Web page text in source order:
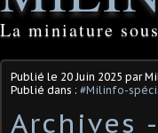
La miniature
Publié le 20 Juin 2025 par
Publié dans : #Milinfo-
Archives